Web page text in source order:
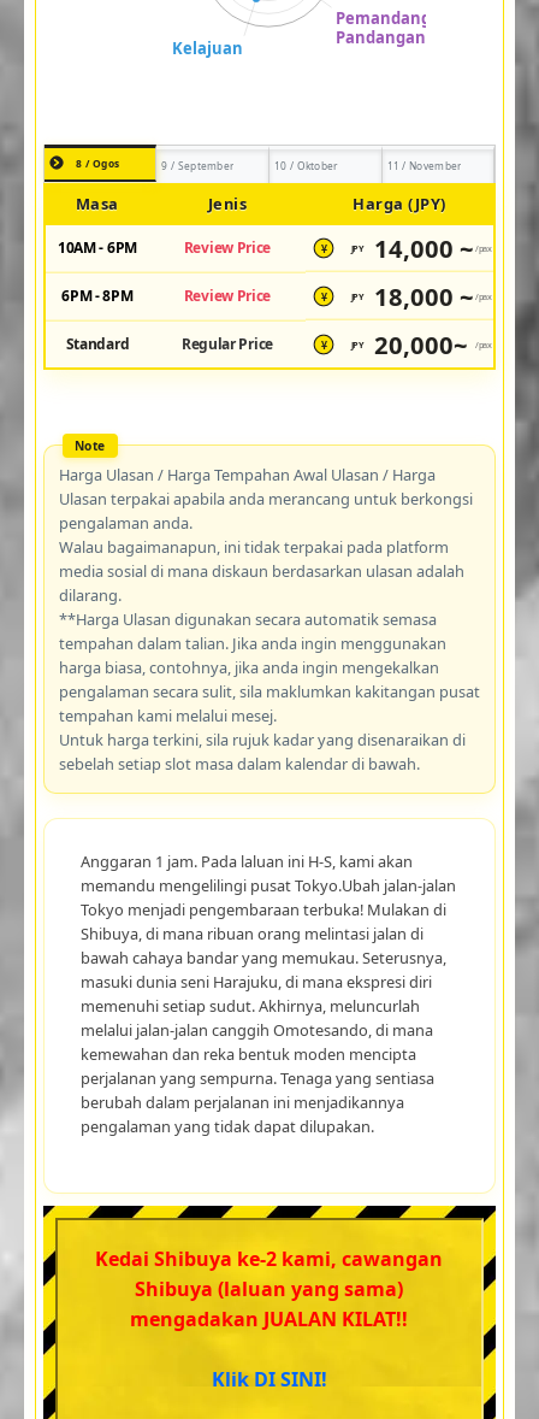
8 / Ogos 9 / September 10 / Oktober 11 / November
Masa Jenis Harga (JPY)
10AM - 6PM Review Price ¥ JPY 14,000 ~ /pax
6PM - 8PM Review Price ¥ JPY 18,000 ~ /pax
Standard Regular Price ¥ JPY 20,000~ /pax
Harga Ulasan / Harga Tempahan Awal Ulasan / Harga
Ulasan terpakai apabila anda merancang untuk berkongsi
pengalaman anda.
Walau bagaimanapun, ini tidak terpakai pada platform
media sosial di mana diskaun berdasarkan ulasan adalah
dilarang.
**Harga Ulasan digunakan secara automatik semasa
tempahan dalam talian. Jika anda ingin menggunakan
harga biasa, contohnya, jika anda ingin mengekalkan
pengalaman secara sulit, sila maklumkan kakitangan pusat
tempahan kami melalui mesej.
Untuk harga terkini, sila rujuk kadar yang disenaraikan di
sebelah setiap slot masa dalam kalendar di bawah.
Anggaran 1 jam. Pada laluan ini H-S, kami akan
memandu mengelilingi pusat Tokyo.Ubah jalan-jalan
Tokyo menjadi pengembaraan terbuka! Mulakan di
Shibuya, di mana ribuan orang melintasi jalan di
bawah cahaya bandar yang memukau. Seterusnya,
masuki dunia seni Harajuku, di mana ekspresi diri
memenuhi setiap sudut. Akhirnya, meluncurlah
melalui jalan-jalan canggih Omotesando, di mana
kemewahan dan reka bentuk moden mencipta
perjalanan yang sempurna. Tenaga yang sentiasa
berubah dalam perjalanan ini menjadikannya
pengalaman yang tidak dapat dilupakan.
Kedai Shibuya ke-2 kami, cawangan
Shibuya (laluan yang sama)
mengadakan JUALAN KILAT!!
Klik DI SINI!